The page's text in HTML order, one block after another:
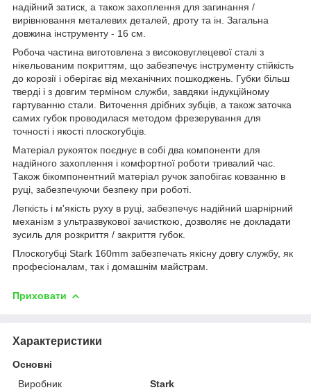
надійний затиск, а також захоплення для загинання /
вирівнювання металевих деталей, дроту та ін. Загальна
довжина інструменту - 16 см.
Робоча частина виготовлена з високовуглецевої сталі з
нікельованим покриттям, що забезпечує інструменту стійкість
до корозії і оберігає від механічних пошкоджень. Губки більш
тверді і з довгим терміном служби, завдяки індукційному
гартуванню стали. Виточення дрібних зубців, а також заточка
самих губок проводилася методом фрезерування для
точності і якості плоскогубців.
Матеріал рукояток поєднує в собі два компоненти для
надійного захоплення і комфортної роботи тривалий час.
Також бікомпонентний матеріал ручок запобігає ковзанню в
руці, забезпечуючи безпеку при роботі.
Легкість і м'якість руху в руці, забезпечує надійний шарнірний
механізм з ультразвукової зачисткою, дозволяє не докладати
зусиль для розкриття / закриття губок.
Плоскогубці Stark 160mm забезпечать якісну довгу службу, як
професіоналам, так і домашнім майстрам.
Приховати
Характеристики
Основні
Виробник
Stark